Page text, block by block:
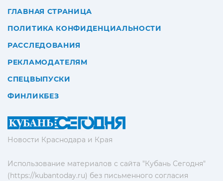
Новости Краснодара и Края
Использование материалов с сайта "Кубань Сегодня"
(https://kubantoday.ru) без письменного согласия
ГЛАВНАЯ СТРАНИЦА
ПОЛИТИКА КОНФИДЕНЦИАЛЬНОСТИ
РАССЛЕДОВАНИЯ
РЕКЛАМОДАТЕЛЯМ
СПЕЦВЫПУСКИ
ФИНЛИКБЕЗ